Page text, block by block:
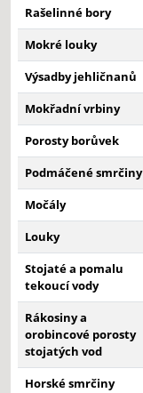
Rašelinné bory
Mokré louky
Výsadby jehličnanů
Mokřadní vrbiny
Porosty borůvek
Podmáčené smrčiny
Močály
Louky
Stojaté a pomalu
tekoucí vody
Rákosiny a
orobincové porosty
stojatých vod
Horské smrčiny